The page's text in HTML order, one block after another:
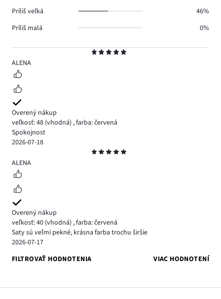
5
ALENA
Overený nákup
veľkosť: 48 (vhodná) ,farba: červená
Spokojnost
2026-07-18
5
ALENA
Overený nákup
veľkosť: 40 (vhodná) ,farba: červená
Saty sú veľmi pekné, krásna farba trochu širšie
2026-07-17
FILTROVAŤ HODNOTENIA
VIAC HODNOTENÍ
Príliš veľká
46%
Príliš malá
0%